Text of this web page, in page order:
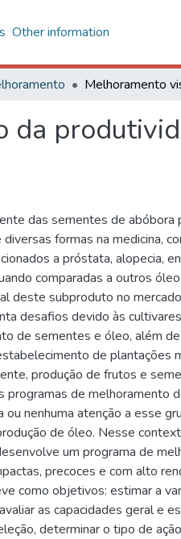
Other information
da
das sementes de abóbora
formas na medicina,
a próstata, alopecia,
comparadas a outros
deste subproduto no
desafios devido às
de sementes e óleo, além
de plantações
produção de frutos e
programas de melhoramento
ou nenhuma atenção a esse
de óleo. Nesse
um programa de
precoces e com alto
como objetivos: estimar a
as capacidades geral e
determinar o tipo de